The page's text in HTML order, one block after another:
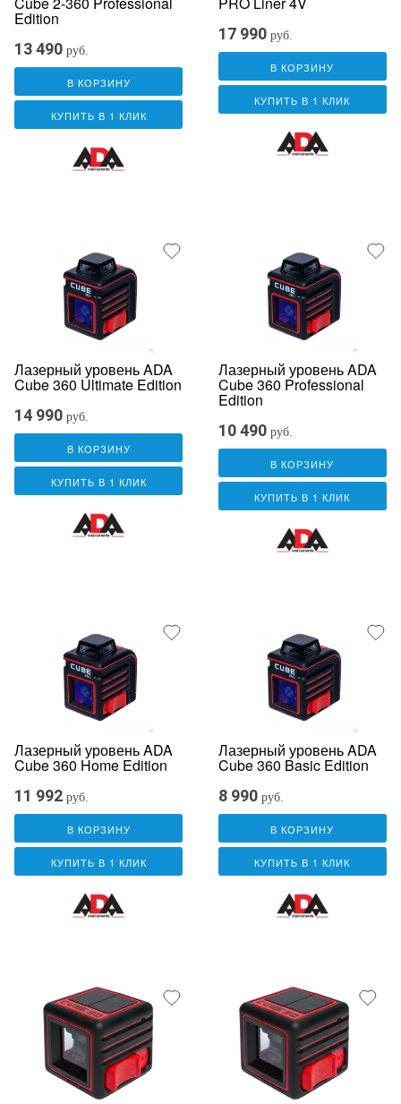
Edition
13 490 руб.
В КОРЗИНУ
КУПИТЬ В 1 КЛИК
17 990 руб.
В КОРЗИНУ
КУПИТЬ В 1 КЛИК
Лазерный уровень ADA
Cube 360 Ultimate Edition
14 990 руб.
В КОРЗИНУ
КУПИТЬ В 1 КЛИК
Лазерный уровень ADA
Cube 360 Professional
Edition
10 490 руб.
В КОРЗИНУ
КУПИТЬ В 1 КЛИК
Лазерный уровень ADA
Cube 360 Home Edition
11 992 руб.
В КОРЗИНУ
КУПИТЬ В 1 КЛИК
Лазерный уровень ADA
Cube 360 Basic Edition
8 990 руб.
В КОРЗИНУ
КУПИТЬ В 1 КЛИК